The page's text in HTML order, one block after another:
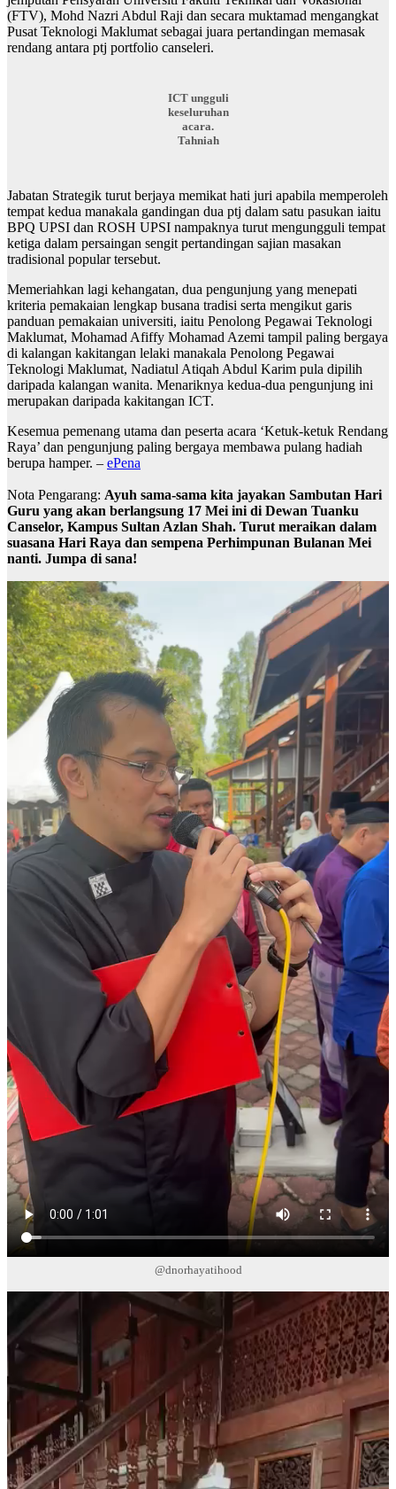
(FTV), Mohd Nazri Abdul Raji dan secara muktamad mengangkat
Pusat Teknologi Maklumat sebagai juara pertandingan memasak
rendang antara ptj portfolio canseleri.
ICT ungguli
keseluruhan
acara.
Tahniah
Jabatan Strategik turut berjaya memikat hati juri apabila memperoleh
tempat kedua manakala gandingan dua ptj dalam satu pasukan iaitu
BPQ UPSI dan ROSH UPSI nampaknya turut mengungguli tempat
ketiga dalam persaingan sengit pertandingan sajian masakan
tradisional popular tersebut.
Memeriahkan lagi kehangatan, dua pengunjung yang menepati
kriteria pemakaian lengkap busana tradisi serta mengikut garis
panduan pemakaian universiti, iaitu Penolong Pegawai Teknologi
Maklumat, Mohamad Afiffy Mohamad Azemi tampil paling bergaya
di kalangan kakitangan lelaki manakala Penolong Pegawai
Teknologi Maklumat, Nadiatul Atiqah Abdul Karim pula dipilih
daripada kalangan wanita. Menariknya kedua-dua pengunjung ini
merupakan daripada kakitangan ICT.
Kesemua pemenang utama dan peserta acara ‘Ketuk-ketuk Rendang
Raya’ dan pengunjung paling bergaya membawa pulang hadiah
berupa hamper. – ePena
Nota Pengarang: Ayuh sama-sama kita jayakan Sambutan Hari
Guru yang akan berlangsung 17 Mei ini di Dewan Tuanku
Canselor, Kampus Sultan Azlan Shah. Turut meraikan dalam
suasana Hari Raya dan sempena Perhimpunan Bulanan Mei
nanti. Jumpa di sana!
@dnorhayatihood